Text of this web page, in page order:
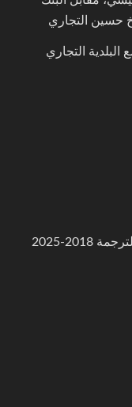
حسين التجاري
البلدية التجاري
2025